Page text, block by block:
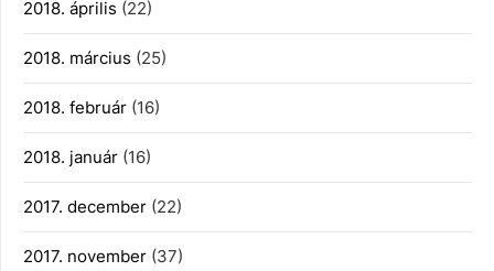
2018. április (22)
2018. március (25)
2018. február (16)
2018. január (16)
2017. december (22)
2017. november (37)